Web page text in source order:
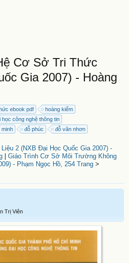
Cơ Sở Tri Thức
Gia 2007) - Hoàng
ebook pdf
hoàng kiếm
học công nghệ thông tin
minh
đỗ phúc đỗ văn nhơn
2 (NXB Đại Học Quốc Gia 2007) -
| Giáo Trình Cơ Sở Môi Trường Không
- Phạm Ngọc Hồ, 254 Trang>
Trị Viên